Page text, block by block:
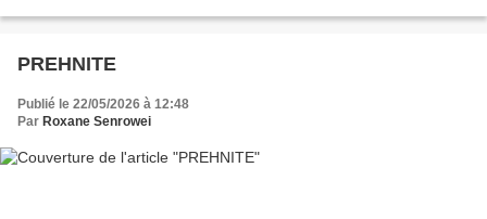
PREHNITE
Publié le 22/05/2026 à 12:48
Par Roxane Senrowei